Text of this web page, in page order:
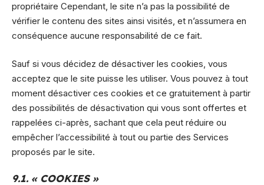
propriétaire Cependant, le site n’a pas la possibilité de
vérifier le contenu des sites ainsi visités, et n’assumera en
conséquence aucune responsabilité de ce fait.
Sauf si vous décidez de désactiver les cookies, vous
acceptez que le site puisse les utiliser. Vous pouvez à tout
moment désactiver ces cookies et ce gratuitement à partir
des possibilités de désactivation qui vous sont offertes et
rappelées ci-après, sachant que cela peut réduire ou
empêcher l’accessibilité à tout ou partie des Services
proposés par le site.
9.1. « COOKIES »